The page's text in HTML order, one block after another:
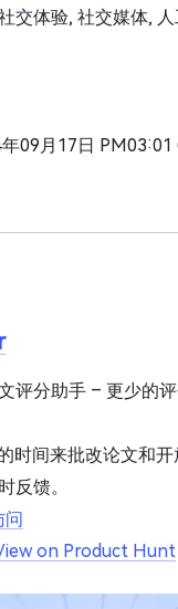
交体验, 社交媒体,
年09月17日 PM03:01
评分助手 – 更少的
时间来批改论文和
反馈。
问
on Product Hunt